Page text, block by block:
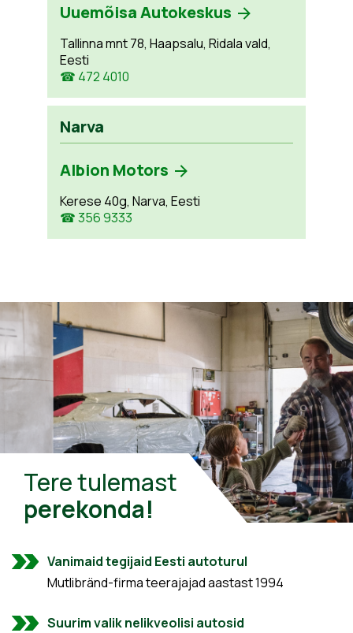
Uuemõisa Autokeskus
Tallinna mnt 78, Haapsalu, Ridala vald,
Eesti
☎ 472 4010
Narva
Albion Motors
Kerese 40g, Narva, Eesti
☎ 356 9333
Tere tulemast
perekonda!
Vanimaid tegijaid Eesti autoturul
Mutlibränd-firma teerajajad aastast 1994
Suurim valik nelikveolisi autosid